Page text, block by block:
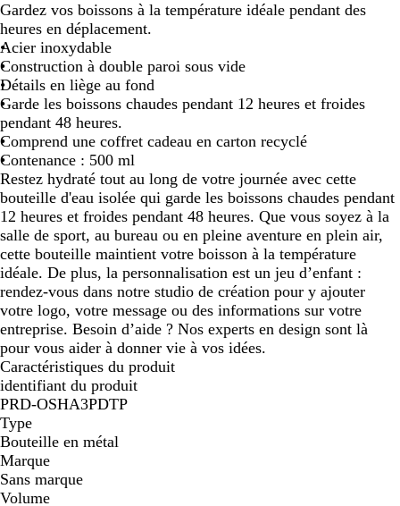
i
r
u
g
e
a
n
c
g
e
n
t
m
a
t
e
u
r
o
i
e
u
e
m
p
i
r
e
Gardez vos boissons à la température idéale pendant des
heures en déplacement.
Acier inoxydable
Construction à double paroi sous vide
Détails en liège au fond
Garde les boissons chaudes pendant 12 heures et froides
pendant 48 heures.
Comprend une coffret cadeau en carton recyclé
Contenance : 500 ml
Restez hydraté tout au long de votre journée avec cette
bouteille d'eau isolée qui garde les boissons chaudes pendant
12 heures et froides pendant 48 heures. Que vous soyez à la
salle de sport, au bureau ou en pleine aventure en plein air,
cette bouteille maintient votre boisson à la température
idéale. De plus, la personnalisation est un jeu d’enfant :
rendez-vous dans notre studio de création pour y ajouter
votre logo, votre message ou des informations sur votre
entreprise. Besoin d’aide ? Nos experts en design sont là
pour vous aider à donner vie à vos idées.
Caractéristiques du produit
identifiant du produit
PRD-OSHA3PDTP
Type
Bouteille en métal
Marque
Sans marque
Volume